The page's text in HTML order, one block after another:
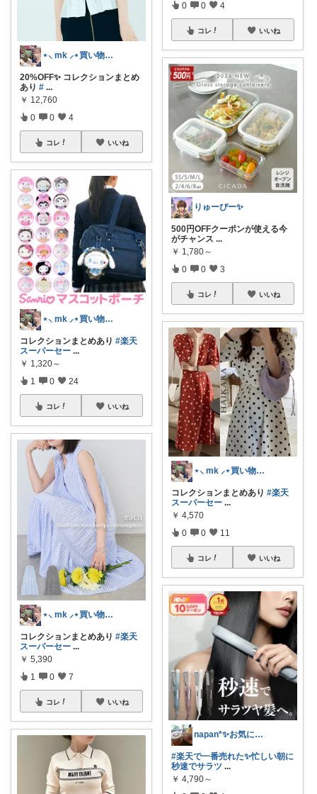
⋆⸜ mk ⸝⋆買い物は楽天で
20%OFF✨ コレクションまとめ
あり # ...
￥ 12,760
0 0 4
コレ いいね
⋆⸜ mk ⸝⋆買い物は楽天で
コレクションまとめあり #楽天
スーパーセー ...
￥ 1,320～
1 0 24
コレ いいね
⋆⸜ mk ⸝⋆買い物は楽天で
コレクションまとめあり #楽天
スーパーセー ...
￥ 5,390
1 0 7
コレ いいね
0 0 4
コレ いいね
りゅーぴー✨
500円OFFクーポンが使える今
がチャンス ...
￥ 1,780～
0 0 3
コレ いいね
⋆⸜ mk ⸝⋆買い物は楽天で
コレクションまとめあり #楽天
スーパーセー ...
￥ 4,570
0 0 11
コレ いいね
napan*✨お気に入りと暮らす毎日✨
#楽天で一番売れた✨忙しい朝に
秒速でサラツ ...
￥ 4,790～